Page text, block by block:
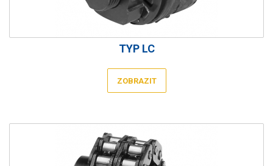
TYP LC
ZOBRAZIT